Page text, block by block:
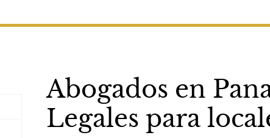
Abogados en
Legales para